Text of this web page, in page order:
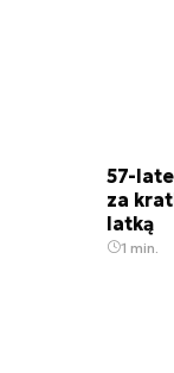
57-
za
latką
1 min.